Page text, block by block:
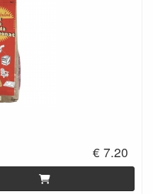
€ 7.20